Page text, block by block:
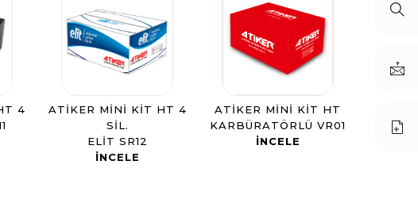
4
ATIKER MINI KIT HT 4
SIL.
ELIT SR12
INCELE
ATIKER MINI KIT HT
KARBÜRATÖRLÜ VR01
INCELE